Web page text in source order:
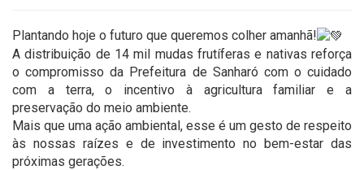
Plantando hoje o futuro que queremos colher amanhã!
A distribuição de 14 mil mudas frutíferas e nativas reforça
o compromisso da Prefeitura de Sanharó com o cuidado
com a terra, o incentivo à agricultura familiar e a
preservação do meio ambiente.
Mais que uma ação ambiental, esse é um gesto de respeito
às nossas raízes e de investimento no bem-estar das
próximas gerações.